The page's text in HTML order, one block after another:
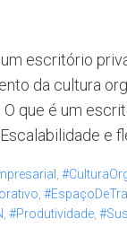
escritório
da cultura
que é um
e
#Produtividade